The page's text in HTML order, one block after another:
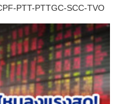
PTT-PTTGC-SCC-TVO